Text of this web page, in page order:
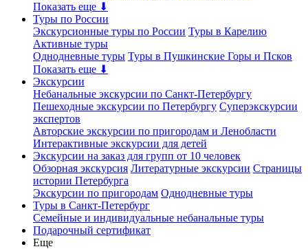
Показать еще ⬇
Туры по России
Экскурсионные туры по России Туры в Карелию
Активные туры
Однодневные туры Туры в Пушкинские Горы и Псков
Показать еще ⬇
Экскурсии
Небанальные экскурсии по Санкт-Петербургу
Пешеходные экскурсии по Петербургу Суперэкскурсии
экспертов
Авторские экскурсии по пригородам и Ленобласти
Интерактивные экскурсии для детей
Экскурсии на заказ для групп от 10 человек
Обзорная экскурсия Литературные экскурсии Страницы
истории Петербурга
Экскурсии по пригородам Однодневные туры
Туры в Санкт-Петербург
Семейные и индивидуальные небанальные туры
Подарочный сертификат
Еще